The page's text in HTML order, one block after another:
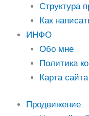
Структура
Как
ИНФО
Обо мне
Политика
Карта сайта
Продвижение